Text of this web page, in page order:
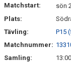
Matchstart:
sön
Plats:
Tävling:
P15
Matchnummer:
Samling: